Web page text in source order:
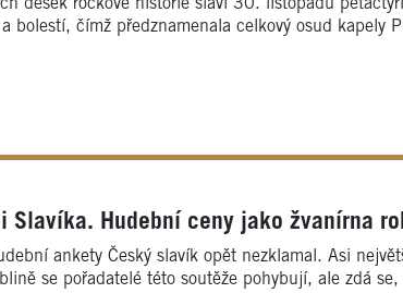
desek rockové historie slaví 30. listopadu
bolestí, čímž předznamenala celkový osud kapely
Slavíka. Hudební ceny jako žvanírna
ankety Český slavík opět nezklamal. Asi
se pořadatelé této soutěže pohybují, ale zdá